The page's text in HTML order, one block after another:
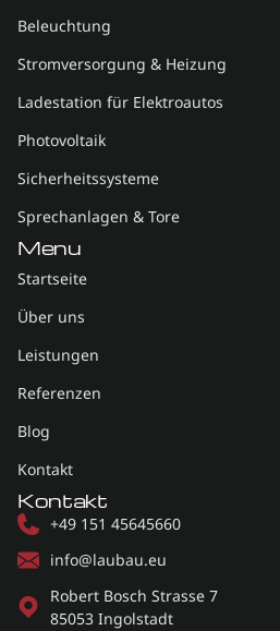
Beleuchtung
Stromversorgung & Heizung
Ladestation für Elektroautos
Photovoltaik
Sicherheitssysteme
Sprechanlagen & Tore
Menu
Startseite
Über uns
Leistungen
Referenzen
Blog
Kontakt
Kontakt
+49 151 45645660
info@laubau.eu
Robert Bosch Strasse 7
85053 Ingolstadt